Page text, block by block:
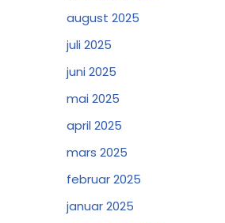
august 2025
juli 2025
juni 2025
mai 2025
april 2025
mars 2025
februar 2025
januar 2025